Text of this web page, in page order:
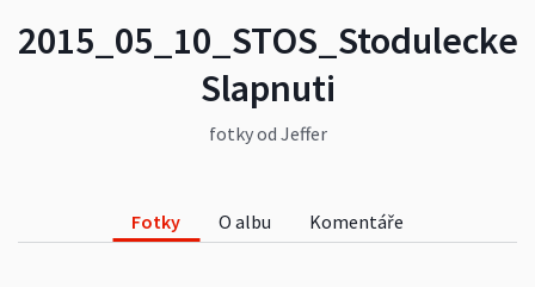
2015_05_10_STOS_Stodulecke
Slapnuti
fotky od Jeffer
Fotky O albu Komentáře